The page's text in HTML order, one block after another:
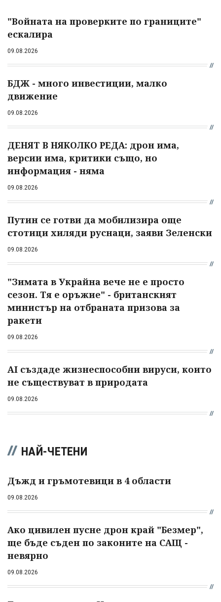
"Войната на проверките по границите"
ескалира
09.08.2026
БДЖ - много инвестиции, малко
движение
09.08.2026
ДЕНЯТ В НЯКОЛКО РЕДА: дрон има,
версии има, критики също, но
информация - няма
09.08.2026
Путин се готви да мобилизира още
стотици хиляди руснаци, заяви Зеленски
09.08.2026
"Зимата в Украйна вече не е просто
сезон. Тя е оръжие" - британският
министър на отбраната призова за
ракети
09.08.2026
AI създаде жизнеспособни вируси, които
не съществуват в природата
09.08.2026
НАЙ-ЧЕТЕНИ
Дъжд и гръмотевици в 4 области
09.08.2026
Ако цивилен пусне дрон край "Безмер",
ще бъде съден по законите на САЩ -
невярно
09.08.2026